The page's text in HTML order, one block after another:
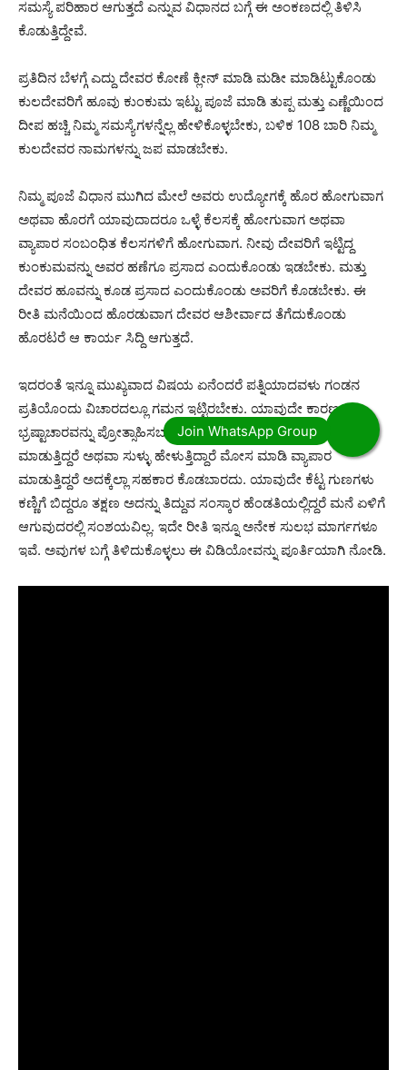
ಸಮಸ್ಯೆ ಪರಿಹಾರ ಆಗುತ್ತದೆ ಎನ್ನುವ ವಿಧಾನದ ಬಗ್ಗೆ ಈ ಅಂಕಣದಲ್ಲಿ ತಿಳಿಸಿ
ಕೊಡುತ್ತಿದ್ದೇವೆ.
ಪ್ರತಿದಿನ ಬೆಳಗ್ಗೆ ಎದ್ದು ದೇವರ ಕೋಣೆ ಕ್ಲೀನ್ ಮಾಡಿ ಮಡೀ ಮಾಡಿಟ್ಟುಕೊಂಡು
ಕುಲದೇವರಿಗೆ ಹೂವು ಕುಂಕುಮ ಇಟ್ಟು ಪೂಜೆ ಮಾಡಿ ತುಪ್ಪ ಮತ್ತು ಎಣ್ಣೆಯಿಂದ
ದೀಪ ಹಚ್ಚಿ ನಿಮ್ಮ ಸಮಸ್ಯೆಗಳನ್ನೆಲ್ಲ ಹೇಳಿಕೊಳ್ಳಬೇಕು, ಬಳಿಕ 108 ಬಾರಿ ನಿಮ್ಮ
ಕುಲದೇವರ ನಾಮಗಳನ್ನು ಜಪ ಮಾಡಬೇಕು.
ನಿಮ್ಮ ಪೂಜೆ ವಿಧಾನ ಮುಗಿದ ಮೇಲೆ ಅವರು ಉದ್ಯೋಗಕ್ಕೆ ಹೊರ ಹೋಗುವಾಗ
ಅಥವಾ ಹೊರಗೆ ಯಾವುದಾದರೂ ಒಳ್ಳೆ ಕೆಲಸಕ್ಕೆ ಹೋಗುವಾಗ ಅಥವಾ
ವ್ಯಾಪಾರ ಸಂಬಂಧಿತ ಕೆಲಸಗಳಿಗೆ ಹೋಗುವಾಗ. ನೀವು ದೇವರಿಗೆ ಇಟ್ಟಿದ್ದ
ಕುಂಕುಮವನ್ನು ಅವರ ಹಣೆಗೂ ಪ್ರಸಾದ ಎಂದುಕೊಂಡು ಇಡಬೇಕು. ಮತ್ತು
ದೇವರ ಹೂವನ್ನು ಕೂಡ ಪ್ರಸಾದ ಎಂದುಕೊಂಡು ಅವರಿಗೆ ಕೊಡಬೇಕು. ಈ
ರೀತಿ ಮನೆಯಿಂದ ಹೊರಡುವಾಗ ದೇವರ ಆಶೀರ್ವಾದ ತೆಗೆದುಕೊಂಡು
ಹೊರಟರೆ ಆ ಕಾರ್ಯ ಸಿದ್ದಿ ಆಗುತ್ತದೆ.
ಇದರಂತೆ ಇನ್ನೂ ಮುಖ್ಯವಾದ ವಿಷಯ ಏನೆಂದರೆ ಪತ್ನಿಯಾದವಳು ಗಂಡನ
ಪ್ರತಿಯೊಂದು ವಿಚಾರದಲ್ಲೂ ಗಮನ ಇಟ್ಟಿರಬೇಕು. ಯಾವುದೇ ಕಾರಣಕ್ಕೂ
ಭ್ರಷ್ಟಾಚಾರವನ್ನು ಪ್ರೋತ್ಸಾಹಿಸಬಾರದು. ಕೆಟ್ಟ ಮಾರ್ಗದಿಂದ ಹಣ ಸಂಪಾದನೆ
ಮಾಡುತ್ತಿದ್ದರೆ ಅಥವಾ ಸುಳ್ಳು ಹೇಳುತ್ತಿದ್ದಾರೆ ಮೋಸ ಮಾಡಿ ವ್ಯಾಪಾರ
ಮಾಡುತ್ತಿದ್ದರೆ ಅದಕ್ಕೆಲ್ಲಾ ಸಹಕಾರ ಕೊಡಬಾರದು. ಯಾವುದೇ ಕೆಟ್ಟ ಗುಣಗಳು
ಕಣ್ಣಿಗೆ ಬಿದ್ದರೂ ತಕ್ಷಣ ಅದನ್ನು ತಿದ್ದುವ ಸಂಸ್ಕಾರ ಹೆಂಡತಿಯಲ್ಲಿದ್ದರೆ ಮನೆ ಏಳಿಗೆ
ಆಗುವುದರಲ್ಲಿ ಸಂಶಯವಿಲ್ಲ. ಇದೇ ರೀತಿ ಇನ್ನೂ ಅನೇಕ ಸುಲಭ ಮಾರ್ಗಗಳೂ
ಇವೆ. ಅವುಗಳ ಬಗ್ಗೆ ತಿಳಿದುಕೊಳ್ಳಲು ಈ ವಿಡಿಯೋವನ್ನು ಪೂರ್ತಿಯಾಗಿ ನೋಡಿ.